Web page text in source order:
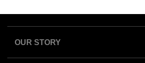
OUR STORY